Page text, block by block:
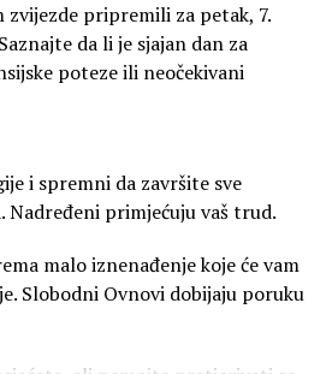
zvijezde pripremili za petak, 7.
da li je sjajan dan za
poteze ili neočekivani
i spremni da završite sve
Nadređeni primjećuju vaš trud.
malo iznenađenje koje će vam
Slobodni Ovnovi dobijaju poruku